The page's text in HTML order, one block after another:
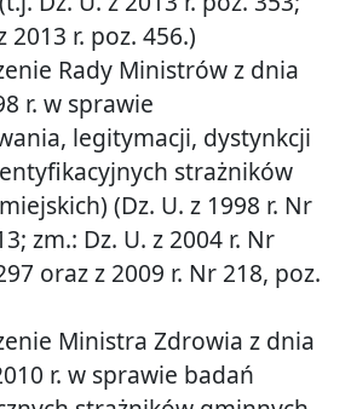
2013 r. poz. 456.)
Rady Ministrów z dnia
r. w sprawie
legitymacji, dystynkcji
strażników
(Dz. U. z 1998 r. Nr
zm.: Dz. U. z 2004 r. Nr
oraz z 2009 r. Nr 218, poz.
Ministra Zdrowia z dnia
r. w sprawie badań